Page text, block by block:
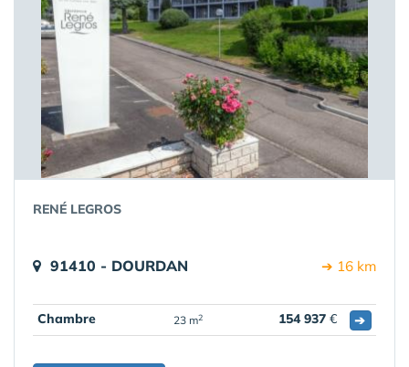
RENÉ LEGROS
91410 - DOURDAN ➔ 16 km
Chambre 23 m2 154 937 € ➔